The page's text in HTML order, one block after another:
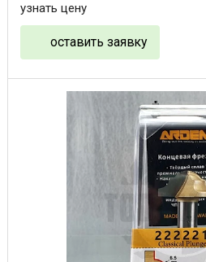
узнать цену
оставить заявку